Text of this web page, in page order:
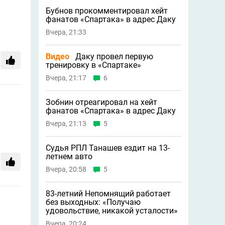
Бубнов прокомментировал хейт
фанатов «Спартака» в адрес Даку
Вчера, 21:33
Видео
Даку провел первую
тренировку в «Спартаке»
Вчера, 21:17 6
Зобнин отреагировал на хейт
фанатов «Спартака» в адрес Даку
Вчера, 21:13 5
Судья РПЛ Танашев ездит на 13-
летнем авто
Вчера, 20:58 5
83-летний Непомнящий работает
без выходных: «Получаю
удовольствие, никакой усталости»